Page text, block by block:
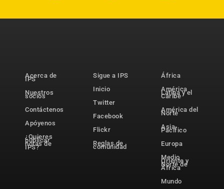
Acerca de
IPS
Nuestros
socios
Contáctenos
Apóyenos
¿Quieres
publicar
notas de
IPS?
Sigue a IPS
Inicio
Twitter
Facebook
Flickr
Reglas de
comunidad
África
América
Latina y el
Caribe
América del
Norte
Asia-
Pacífico
Europa
Medio
Oriente y
Norte de
África
Mundo